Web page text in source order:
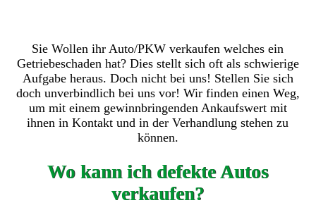
Sie Wollen ihr Auto/PKW verkaufen welches ein
Getriebeschaden hat? Dies stellt sich oft als schwierige
Aufgabe heraus. Doch nicht bei uns! Stellen Sie sich
doch unverbindlich bei uns vor! Wir finden einen Weg,
um mit einem gewinnbringenden Ankaufswert mit
ihnen in Kontakt und in der Verhandlung stehen zu
können.
Wo kann ich defekte Autos
verkaufen?